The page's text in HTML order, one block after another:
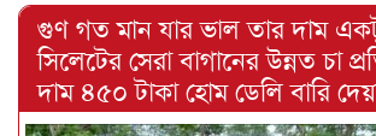
গুণ গত মান যার ভাল তার দাম
সিলেটের সেরা বাগানের উন্নত চা
দাম ৪৫০ টাকা হোম ডেলি বারি